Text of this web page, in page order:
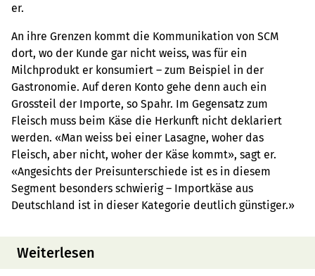
er.
An ihre Grenzen kommt die Kommunikation von SCM
dort, wo der Kunde gar nicht weiss, was für ein
Milchprodukt er konsumiert – zum Beispiel in der
Gastronomie. Auf deren Konto gehe denn auch ein
Grossteil der Importe, so Spahr. Im Gegensatz zum
Fleisch muss beim Käse die Herkunft nicht deklariert
werden. «Man weiss bei einer Lasagne, woher das
Fleisch, aber nicht, woher der Käse kommt», sagt er.
«Angesichts der Preisunterschiede ist es in diesem
Segment besonders schwierig – Importkäse aus
Deutschland ist in dieser Kategorie deutlich günstiger.»
Weiterlesen